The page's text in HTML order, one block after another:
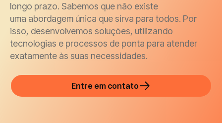
longo prazo. Sabemos que não existe
uma abordagem única que sirva para todos. Por
isso, desenvolvemos soluções, utilizando
tecnologias e processos de ponta para atender
exatamente às suas necessidades.
Entre em contato